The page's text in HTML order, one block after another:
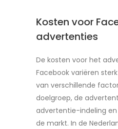
Kosten voor
advertenties
De kosten voor het
Facebook variëren
van verschillende
doelgroep, de
advertentie-indeling
de markt. In de